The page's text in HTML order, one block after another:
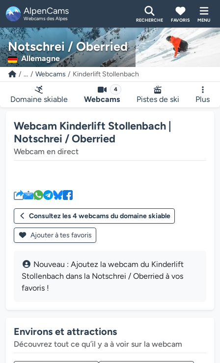
AlpenCams
Webcams des Alpes RECHERCHE FAVORIS MENU
Notschrei / Oberried
Allemagne
... Webcams Kinderlift Stollenbach
Domaine skiable
4
Webcams Pistes de ski Plus
Webcam Kinderlift Stollenbach |
Notschrei / Oberried
Webcam en direct
Consultez les 4 webcams du domaine skiable
Ajouter à tes favoris
Nouveau : Ajoutez la webcam du Kinderlift
Stollenbach dans la Notschrei / Oberried à vos
favoris !
Environs et attractions
Découvrez tout ce qu’il y a à voir sur la webcam